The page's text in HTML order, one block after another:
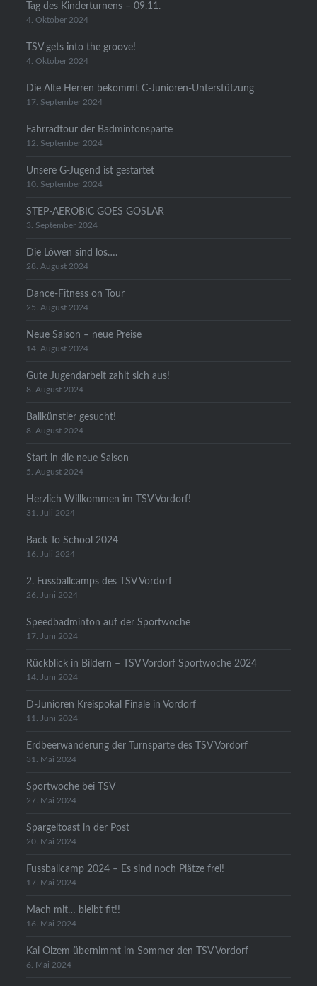
Tag des Kinderturnens – 09.11.
4. Oktober 2024
TSV gets into the groove!
4. Oktober 2024
Die Alte Herren bekommt C-Junioren-Unterstützung
17. September 2024
Fahrradtour der Badmintonsparte
12. September 2024
Unsere G-Jugend ist gestartet
10. September 2024
STEP-AEROBIC GOES GOSLAR
3. September 2024
Die Löwen sind los….
28. August 2024
Dance-Fitness on Tour
25. August 2024
Neue Saison – neue Preise
14. August 2024
Gute Jugendarbeit zahlt sich aus!
8. August 2024
Ballkünstler gesucht!
8. August 2024
Start in die neue Saison
5. August 2024
Herzlich Willkommen im TSV Vordorf!
31. Juli 2024
Back To School 2024
16. Juli 2024
2. Fussballcamps des TSV Vordorf
26. Juni 2024
Speedbadminton auf der Sportwoche
17. Juni 2024
Rückblick in Bildern – TSV Vordorf Sportwoche 2024
14. Juni 2024
D-Junioren Kreispokal Finale in Vordorf
11. Juni 2024
Erdbeerwanderung der Turnsparte des TSV Vordorf
31. Mai 2024
Sportwoche bei TSV
27. Mai 2024
Spargeltoast in der Post
20. Mai 2024
Fussballcamp 2024 – Es sind noch Plätze frei!
17. Mai 2024
Mach mit… bleibt fit!!
16. Mai 2024
Kai Olzem übernimmt im Sommer den TSV Vordorf
6. Mai 2024